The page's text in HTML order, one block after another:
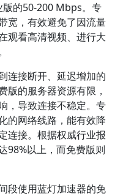
的50-200 Mbps。专
宽，有效避免了因流量
观看高清视频、进行大
连接断开、延迟增加的
版的服务器资源有限，
，导致连接不稳定。专
的网络线路，能有效降
连接。根据权威行业报
98%以上，而免费版则
段使用蓝灯加速器的免